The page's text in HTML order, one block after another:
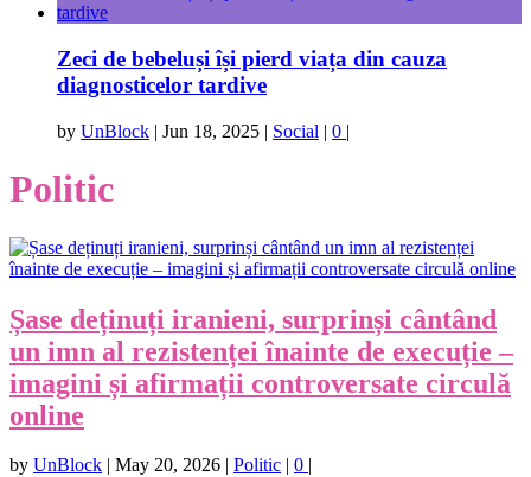
Zeci de bebeluși își pierd viața din cauza
diagnosticelor tardive
by UnBlock | Jun 18, 2025 | Social | 0 |
Politic
Șase deținuți iranieni, surprinși cântând
un imn al rezistenței înainte de execuție –
imagini și afirmații controversate circulă
online
by UnBlock May 20, 2026 Politic 0